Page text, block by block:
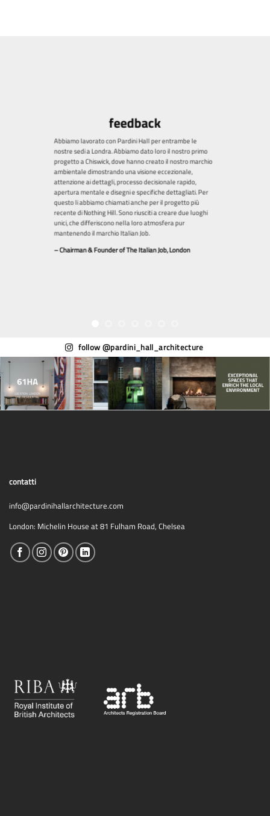
feedback
Abbiamo lavorato con Pardini Hall per entrambe le
nostre sedi a Londra. Abbiamo dato loro il nostro primo
progetto a Chiswick, dove hanno creato il nostro marchio
ambientale dimostrando una visione eccezionale,
attenzione ai dettagli, processo decisionale rapido,
apertura mentale e disegni e specifiche dettagliati. Per
questo li abbiamo chiamati anche per il progetto più
recente di Nothing Hill. Sono riusciti a creare due luoghi
unici, che differiscono nella loro atmosfera pur
mantenendo il marchio Italian Job.
– Chairman & Founder of The Italian Job, London
follow @pardini_hall_architecture
contatti
info@pardinihallarchitecture.com
London: Michelin House at 81 Fulham Road, Chelsea